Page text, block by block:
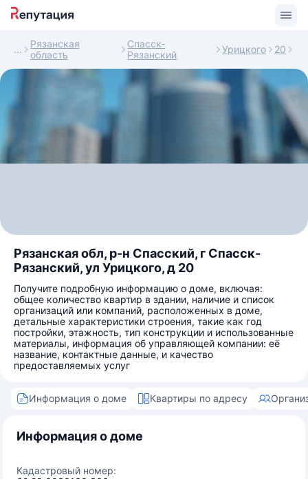
Рязанская
область
Спасск-
Рязанский
Урицкого 20
Рязанская обл, р-н Спасский, г Спасск-
Рязанский, ул Урицкого, д 20
Получите подробную информацию о доме, включая:
общее количество квартир в здании, наличие и список
организаций или компаний, расположенных в доме,
детальные характеристики строения, такие как год
постройки, этажность, тип конструкции и использованные
материалы, информация об управляющей компании: её
название, контактные данные, и качество
предоставляемых услуг
Информация о доме Квартиры по адресу
Информация о доме
Кадастровый номер: